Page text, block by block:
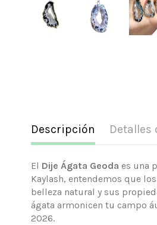
Descripción Detalles
El Dije Ágata Geoda es una
Kaylash, entendemos que
belleza natural y sus
ágata armonicen tu campo
2026.